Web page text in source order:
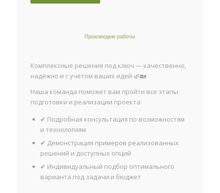
Произведем работы
Комплексные решения под ключ — качественно,
надёжно и с учётом ваших идей 🌿🏡
Наша команда поможет вам пройти все этапы
подготовки и реализации проекта:
✔ Подробная консультация по возможностям
и технологиям
✔ Демонстрация примеров реализованных
решений и доступных опций
✔ Индивидуальный подбор оптимального
варианта под задачи и бюджет